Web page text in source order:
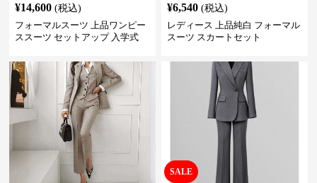
¥14,600 (税込)
フォーマルスーツ 上品ワンピー
ススーツ セットアップ 入学式
¥6,540 (税込)
レディース 上品純白 フォーマル
スーツ スカートセット
SALE